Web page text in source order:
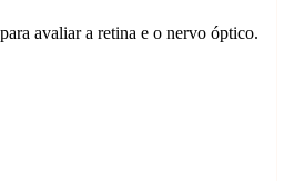
avaliar a retina e o nervo óptico.